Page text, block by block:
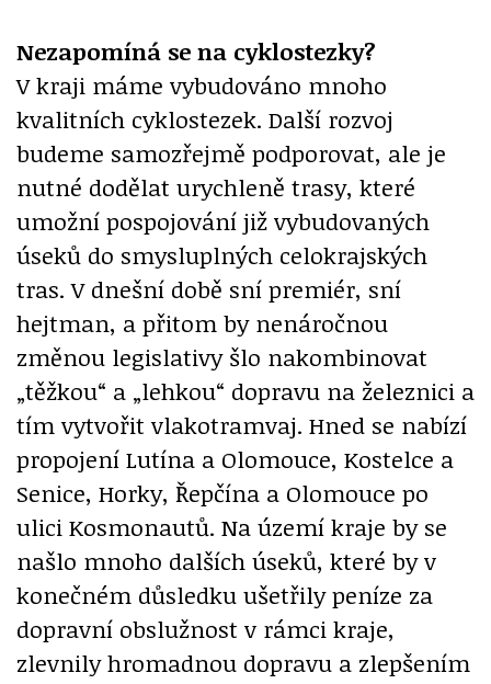
Nezapomíná se na cyklostezky?
V kraji máme vybudováno mnoho
kvalitních cyklostezek. Další rozvoj
budeme samozřejmě podporovat, ale je
nutné dodělat urychleně trasy, které
umožní pospojování již vybudovaných
úseků do smysluplných celokrajských
tras. V dnešní době sní premiér, sní
hejtman, a přitom by nenáročnou
změnou legislativy šlo nakombinovat
„těžkou“ a „lehkou“ dopravu na železnici a
tím vytvořit vlakotramvaj. Hned se nabízí
propojení Lutína a Olomouce, Kostelce a
Senice, Horky, Řepčína a Olomouce po
ulici Kosmonautů. Na území kraje by se
našlo mnoho dalších úseků, které by v
konečném důsledku ušetřily peníze za
dopravní obslužnost v rámci kraje,
zlevnily hromadnou dopravu a zlepšením